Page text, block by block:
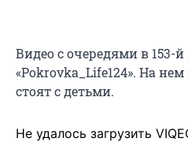
Видео с очередями в 153-
«Pokrovka_Life124». На
стоят с детьми.
Не удалось загрузить